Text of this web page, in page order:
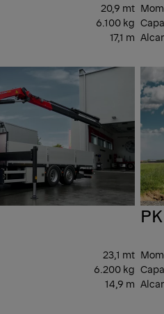
20,9 mt
6.100 kg
17,1 m
MEDIA
23,1 mt
6.200 kg
14,9 m